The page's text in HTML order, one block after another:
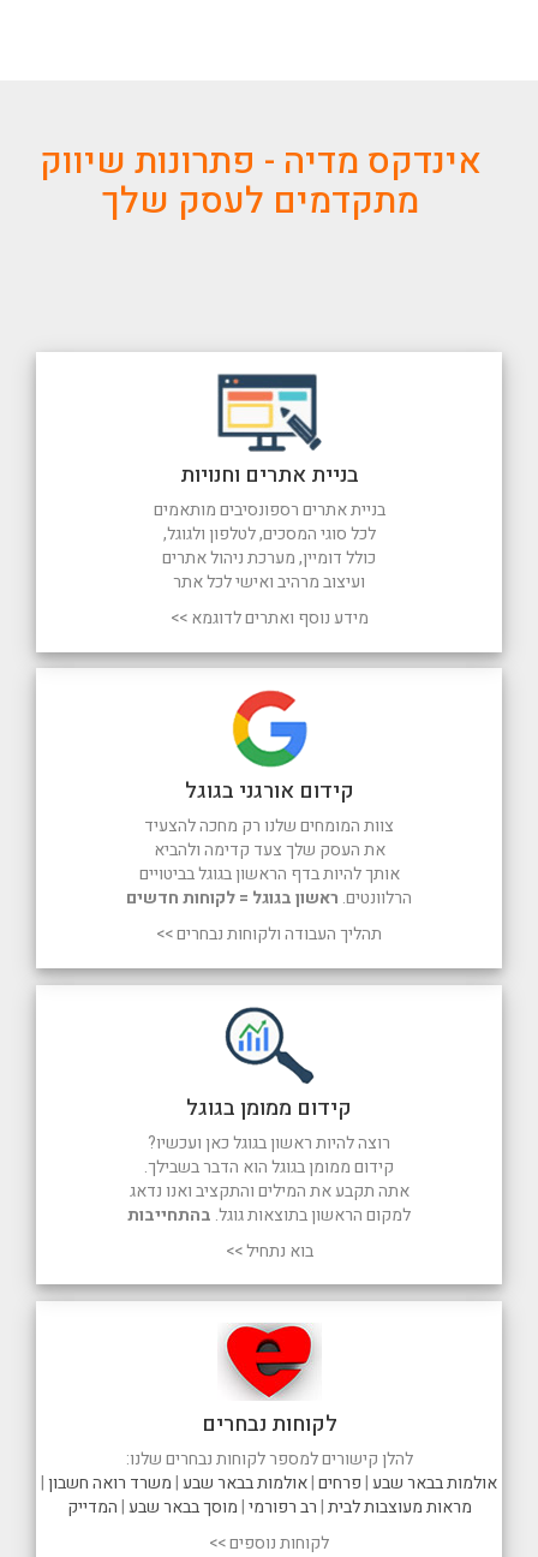
אינדקס מדיה - פתרונות שיווק
מתקדמים לעסק שלך
לקוחות נבחרים
להלן קישורים למספר לקוחות נבחרים שלנו:
אולמות בבאר שבע|פרחים|אולמות בבאר שבע|משרד רואה חשבון|
מראות מעוצבות לבית|רב רפורמי|מוסך בבאר שבע|המדייק
לקוחות נוספים >>
קידום ממומן בגוגל
רוצה להיות ראשון בגוגל כאן ועכשיו?
קידום ממומן בגוגל הוא הדבר בשבילך.
אתה תקבע את המילים והתקציב ואנו נדאג
למקום הראשון בתוצאות גוגל. בהתחייבות
בוא נתחיל >>
קידום אורגני בגוגל
צוות המומחים שלנו רק מחכה להצעיד
את העסק שלך צעד קדימה ולהביא
אותך להיות בדף הראשון בגוגל בביטויים
הרלוונטים. ראשון בגוגל = לקוחות חדשים
תהליך העבודה ולקוחות נבחרים >>
בניית אתרים וחנויות
בניית אתרים רספונסיבים מותאמים
לכל סוגי המסכים, לטלפון ולגוגל,
כולל דומיין, מערכת ניהול אתרים
ועיצוב מרהיב ואישי לכל אתר
מידע נוסף ואתרים לדוגמא >>